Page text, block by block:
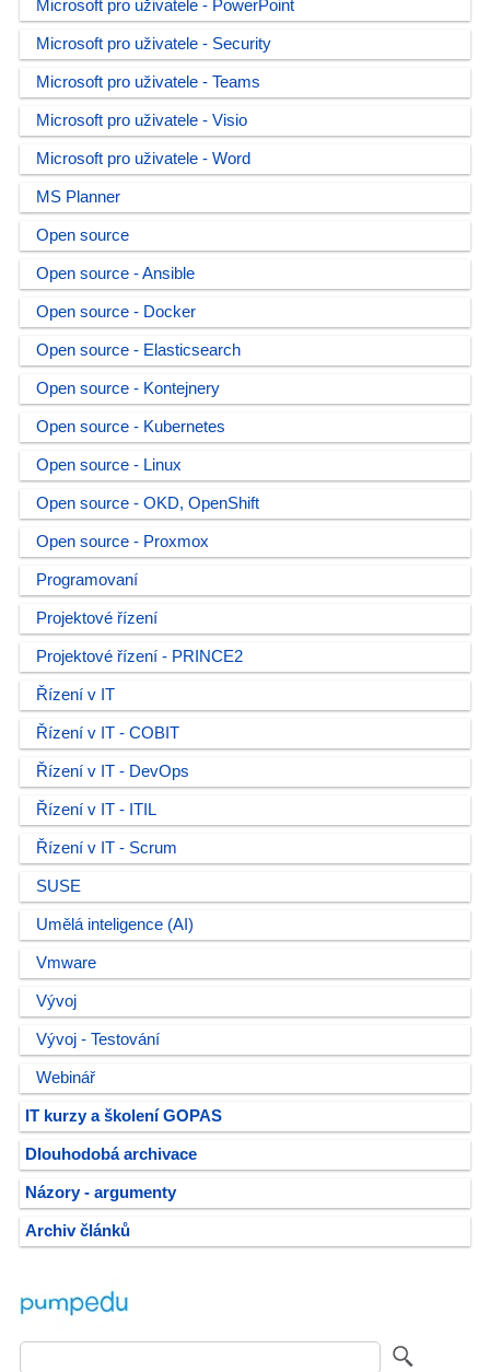
Microsoft pro uživatele - PowerPoint
Microsoft pro uživatele - Security
Microsoft pro uživatele - Teams
Microsoft pro uživatele - Visio
Microsoft pro uživatele - Word
MS Planner
Open source
Open source - Ansible
Open source - Docker
Open source - Elasticsearch
Open source - Kontejnery
Open source - Kubernetes
Open source - Linux
Open source - OKD, OpenShift
Open source - Proxmox
Programovaní
Projektové řízení
Projektové řízení - PRINCE2
Řízení v IT
Řízení v IT - COBIT
Řízení v IT - DevOps
Řízení v IT - ITIL
Řízení v IT - Scrum
SUSE
Umělá inteligence (AI)
Vmware
Vývoj
Vývoj - Testování
Webinář
IT kurzy a školení GOPAS
Dlouhodobá archivace
Názory - argumenty
Archiv článků